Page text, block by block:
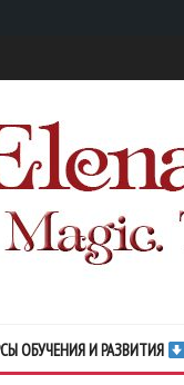
ОБУЧЕНИЯ И РАЗВИТИЯ